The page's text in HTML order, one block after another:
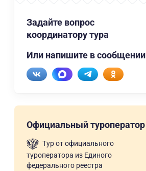
Задайте вопрос
координатору тура
Или напишите в сообщении
Официальный туроператор
Тур от официального
туроператора из Единого
федерального реестра